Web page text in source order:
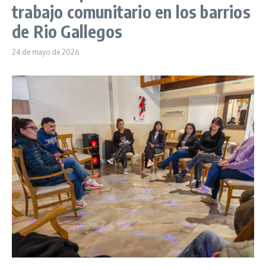
trabajo comunitario en los barrios
de Rio Gallegos
24 de mayo de 2026